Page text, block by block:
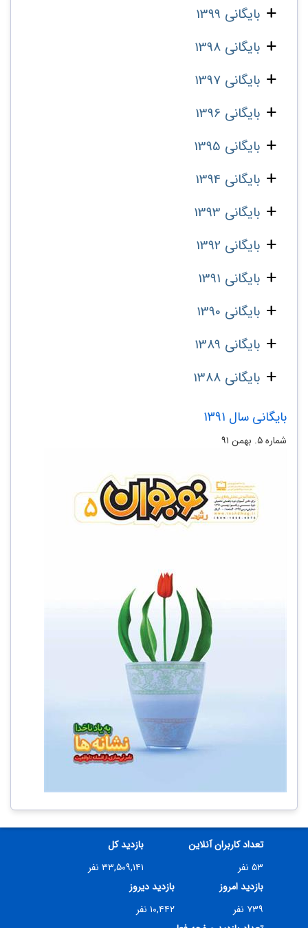
بایگانی 1399
بایگانی 1398
بایگانی 1397
بایگانی 1396
بایگانی 1395
بایگانی 1394
بایگانی 1393
بایگانی 1392
بایگانی 1391
بایگانی 1390
بایگانی 1389
بایگانی 1388
بایگانی سال 1391
شماره‌ ۵. بهمن ۹۱
تعداد کاربران آنلاین
۵۳ نفر
بازدید کل
۳۳,۵۰۹,۱۴۱ نفر
بازدید امروز
۷۳۹ نفر
بازدید دیروز
۱۰,۴۴۲ نفر